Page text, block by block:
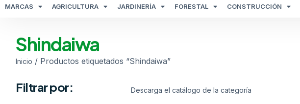
MARCAS AGRICULTURA JARDINERÍA FORESTAL CONSTRUCCIÓN
Shindaiwa
Inicio / Productos etiquetados “Shindaiwa”
Filtrar por: Descarga el catálogo de la categoría